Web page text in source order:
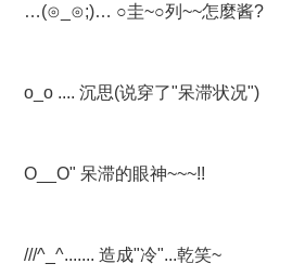
…(⊙_⊙;)… ○圭~○列~~怎麼酱?
o_o .... 沉思(说穿了"呆滞状况")
O__O" 呆滞的眼神~~~!!
///^_^....... 造成"冷"...乾笑~